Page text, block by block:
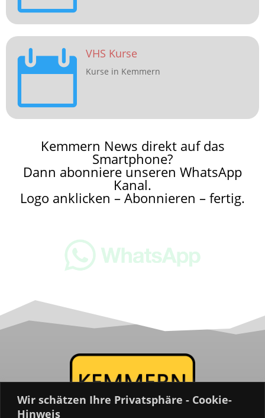
Wir schätzen Ihre Privatsphäre - Cookie-
Hinweis
 VHS Kurse
Kurse in Kemmern
Kemmern News direkt auf das
Smartphone?
Dann abonniere unseren WhatsApp
Kanal.
Logo anklicken – Abonnieren – fertig.